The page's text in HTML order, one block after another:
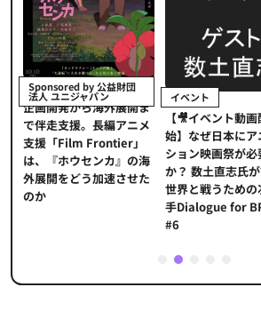
Sponsored by 公益財団
法人 ユニジャパン
企画開発から海外展開ま
で伴走支援。長編アニメ
支援「Film Frontier」
は、『ホウセンカ』の海
外展開をどう加速させた
のか
イベント
【🎥イベント動
始】なぜ日本にア
ション映画祭が必
か？ 数土直志氏が
世界と戦うための
手Dialogue for
#6
2